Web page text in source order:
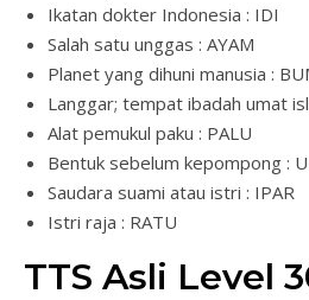
Ikatan dokter Indonesia : IDI
Salah satu unggas : AYAM
Planet yang dihuni manusia :
Langgar; tempat ibadah umat
Alat pemukul paku : PALU
Bentuk sebelum kepompong :
Saudara suami atau istri : IPAR
Istri raja : RATU
TTS Asli Level